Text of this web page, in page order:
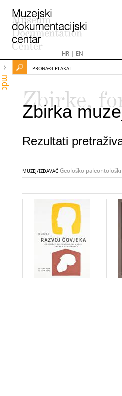
HR| EN
mdc
PRONAĐI PLAKAT
Zbirke,
Zbirka
Rezultati
MUZEJ/IZDAVAČ Geološko